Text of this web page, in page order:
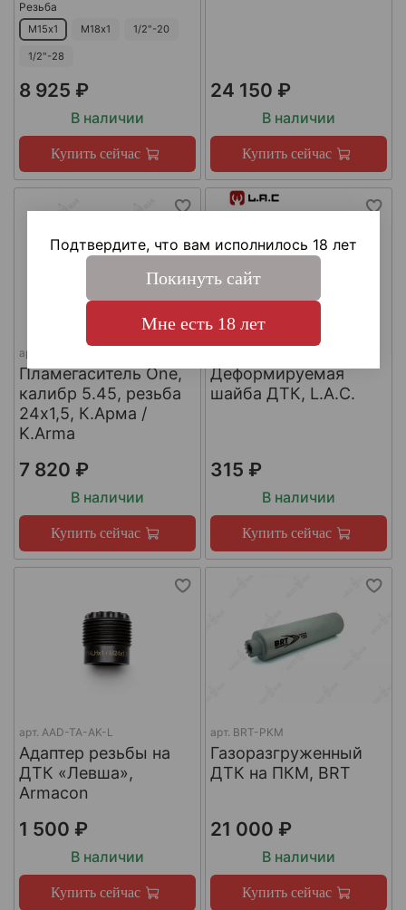
Резьба
М15х1 М18х1 1/2"-20
1/2"-28
8 925 ₽
В наличии
Купить сейчас
24 150 ₽
В наличии
Купить сейчас
арт.
Пламегаситель One,
калибр 5.45, резьба
24х1,5, К.Арма /
K.Arma
7 820 ₽
В наличии
Купить сейчас
Деформируемая
шайба ДТК, L.A.C.
315 ₽
В наличии
Купить сейчас
арт. AAD-TA-AK-L
Адаптер резьбы на
ДТК «Левша»,
Armacon
1 500 ₽
В наличии
Купить сейчас
арт. BRT-PKM
Газоразгруженный
ДТК на ПКМ, BRT
21 000 ₽
В наличии
Купить сейчас
Подтвердите, что вам исполнилось 18 лет
Покинуть сайт
Мне есть 18 лет